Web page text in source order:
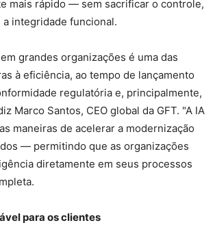
mais rápido — sem sacrificar o controle,
integridade funcional.
grandes organizações é uma das
à eficiência, ao tempo de lançamento
regulatória e, principalmente,
Marco Santos, CEO global da GFT. "A IA
maneiras de acelerar a modernização
— permitindo que as organizações
diretamente em seus processos
para os clientes